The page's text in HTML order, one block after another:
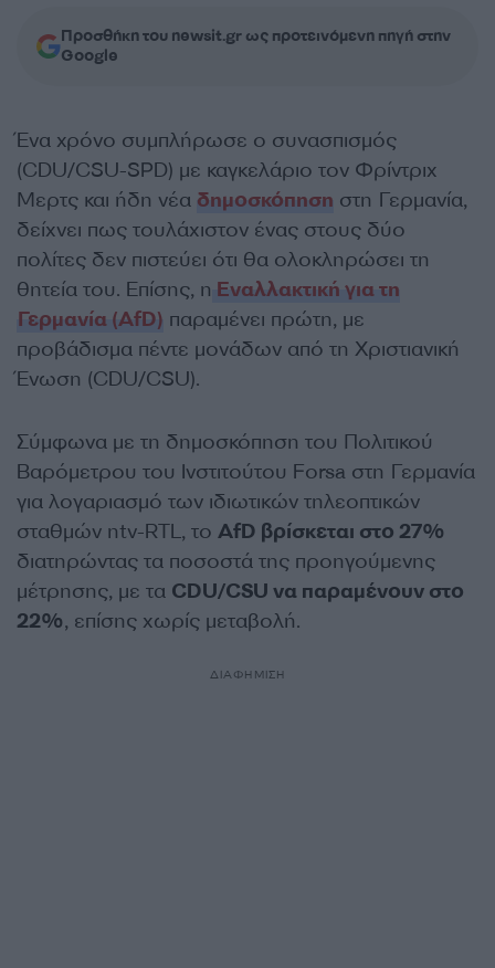
Προσθήκη του newsit.gr ως προτεινόμενη πηγή στην
Google
Ένα χρόνο συμπλήρωσε ο συνασπισμός
(CDU/CSU-SPD) με καγκελάριο τον Φρίντριχ
Μερτς και ήδη νέα δημοσκόπηση στη Γερμανία,
δείχνει πως τουλάχιστον ένας στους δύο
πολίτες δεν πιστεύει ότι θα ολοκληρώσει τη
θητεία του. Επίσης, η Εναλλακτική για τη
Γερμανία (AfD) παραμένει πρώτη, με
προβάδισμα πέντε μονάδων από τη Χριστιανική
Ένωση (CDU/CSU).
Σύμφωνα με τη δημοσκόπηση του Πολιτικού
Βαρόμετρου του Ινστιτούτου Forsa στη Γερμανία
για λογαριασμό των ιδιωτικών τηλεοπτικών
σταθμών ntv-RTL, το AfD βρίσκεται στο 27%
διατηρώντας τα ποσοστά της προηγούμενης
μέτρησης, με τα CDU/CSU να παραμένουν στο
22%, επίσης χωρίς μεταβολή.
ΔΙΑΦΗΜΙΣΗ